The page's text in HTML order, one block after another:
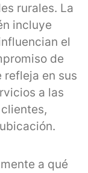
rurales. La
incluye
el
de
refleja en sus
a las
a qué